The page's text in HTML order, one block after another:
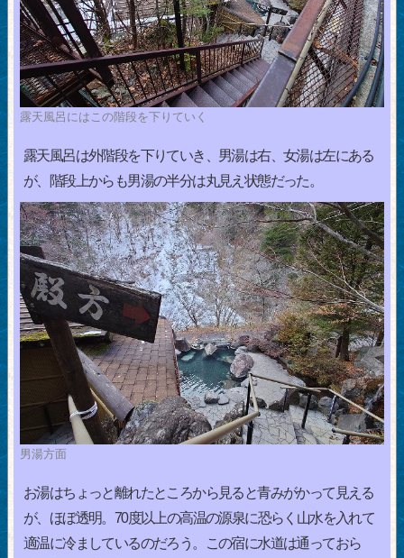
露天風呂にはこの階段を下りていく
露天風呂は外階段を下りていき、男湯は右、女湯は左にある
が、階段上からも男湯の半分は丸見え状態だった。
男湯方面
お湯はちょっと離れたところから見ると青みがかって見える
が、ほぼ透明。70度以上の高温の源泉に恐らく山水を入れて
適温に冷ましているのだろう。この宿に水道は通っておら